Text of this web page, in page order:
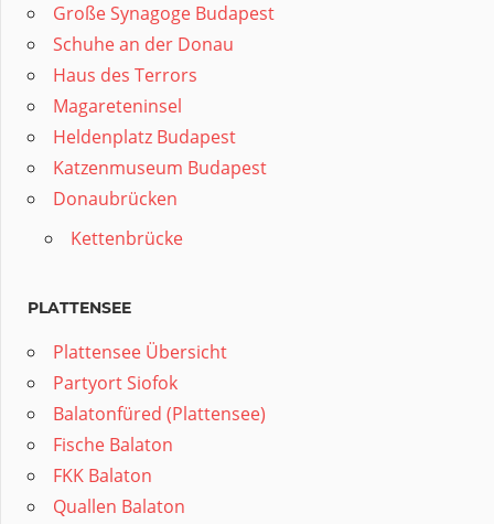
Große Synagoge Budapest
Schuhe an der Donau
Haus des Terrors
Magareteninsel
Heldenplatz Budapest
Katzenmuseum Budapest
Donaubrücken
Kettenbrücke
PLATTENSEE
Plattensee Übersicht
Partyort Siofok
Balatonfüred (Plattensee)
Fische Balaton
FKK Balaton
Quallen Balaton